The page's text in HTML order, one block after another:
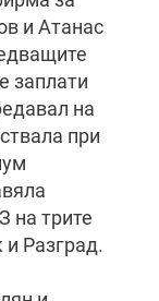
и Атанас
заплати
на
при
на трите
Разград.